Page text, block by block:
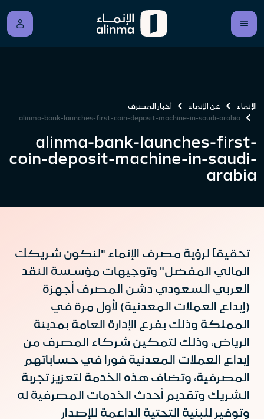
الإنماء عن الإنماء
أخبار المصرف
alinma-bank-launches-first-coin-deposit-machine-in-saudi-arabia
alinma-bank-launches-first-
coin-deposit-machine-in-saudi-
arabia
تحقيقاً لرؤية مصرف الإنماء "لنكون شريكك
المالي المفضل" وتوجيهات مؤسسة النقد
العربي السعودي دشن المصرف أجهزة
(إيداع العملات المعدنية) لأول مرة في
المملكة وذلك بفرع الإدارة العامة بمدينة
الرياض، وذلك لتمكين شركاء المصرف من
إيداع العملات المعدنية فوراً في حساباتهم
المصرفية، وتضاف هذه الخدمة لتعزيز تجربة
الشريك وتقديم أحدث الخدمات المصرفية له
وتوفير للبنية التحتية الداعمة للإصدار